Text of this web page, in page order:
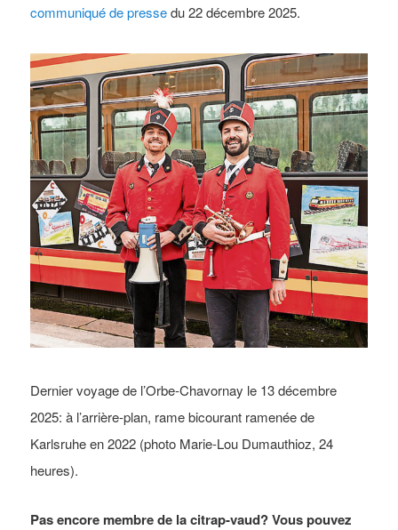
communiqué de pressedu 22 décembre 2025.
Dernier voyage de l’Orbe-Chavornay le 13 décembre
2025: à l’arrière-plan, rame bicourant ramenée de
Karlsruhe en 2022 (photo Marie-Lou Dumauthioz, 24
heures).
Pas encore membre de la citrap-vaud? Vous pouvez